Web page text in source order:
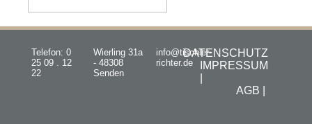
Telefon: 0
25 09 . 12
22
Wierling 31a
- 48308
Senden
info@tischler-
richter.de
DATENSCHUTZ
IMPRESSUM
AGB |